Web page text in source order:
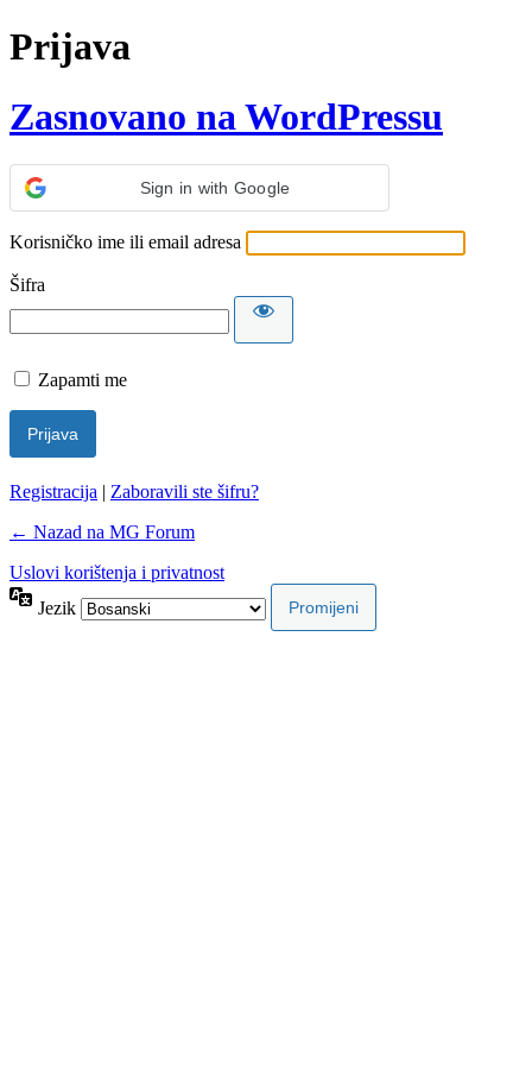
Prijava
Zasnovano na WordPressu
Sign in with Google
Korisničko ime ili email adresa
Šifra
Zapamti me
Registracija | Zaboravili ste šifru?
← Nazad na MG Forum
Uslovi korištenja i privatnost
Jezik